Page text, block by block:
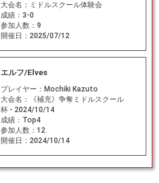
大会名： ミドルスクール体験会
成績： 3-0
参加人数： 9
開催日： 2025/07/12
エルフ/Elves
プレイヤー： Mochiki Kazuto
大会名：
《補充》争奪ミドルスクール
杯 - 2024/10/14
成績： Top4
参加人数： 12
開催日： 2024/10/14